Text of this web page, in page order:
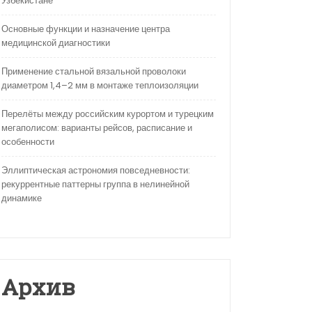
Основные функции и назначение центра
медицинской диагностики
Применение стальной вязальной проволоки
диаметром 1,4–2 мм в монтаже теплоизоляции
Перелёты между российским курортом и турецким
мегаполисом: варианты рейсов, расписание и
особенности
Эллиптическая астрономия повседневности:
рекуррентные паттерны группа в нелинейной
динамике
Архив